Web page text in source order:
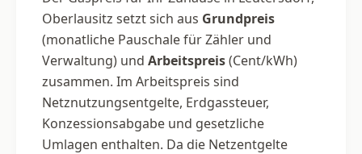
Oberlausitz setzt sich aus Grundpreis
(monatliche Pauschale für Zähler und
Verwaltung) und Arbeitspreis(Cent/kWh)
zusammen. Im Arbeitspreis sind
Netznutzungsentgelte, Erdgassteuer,
Konzessionsabgabe und gesetzliche
Umlagen enthalten. Da die Netzentgelte